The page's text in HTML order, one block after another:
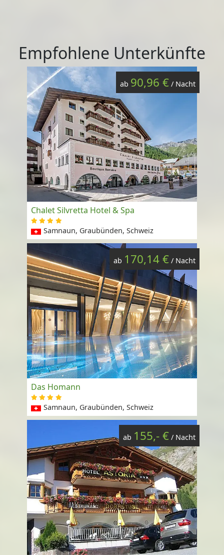
Empfohlene Unterkünfte
ab 90,96 € / Nacht
Chalet Silvretta Hotel & Spa
Samnaun, Graubünden, Schweiz
ab 170,14 € / Nacht
Das Homann
Samnaun, Graubünden, Schweiz
ab 155,- € / Nacht